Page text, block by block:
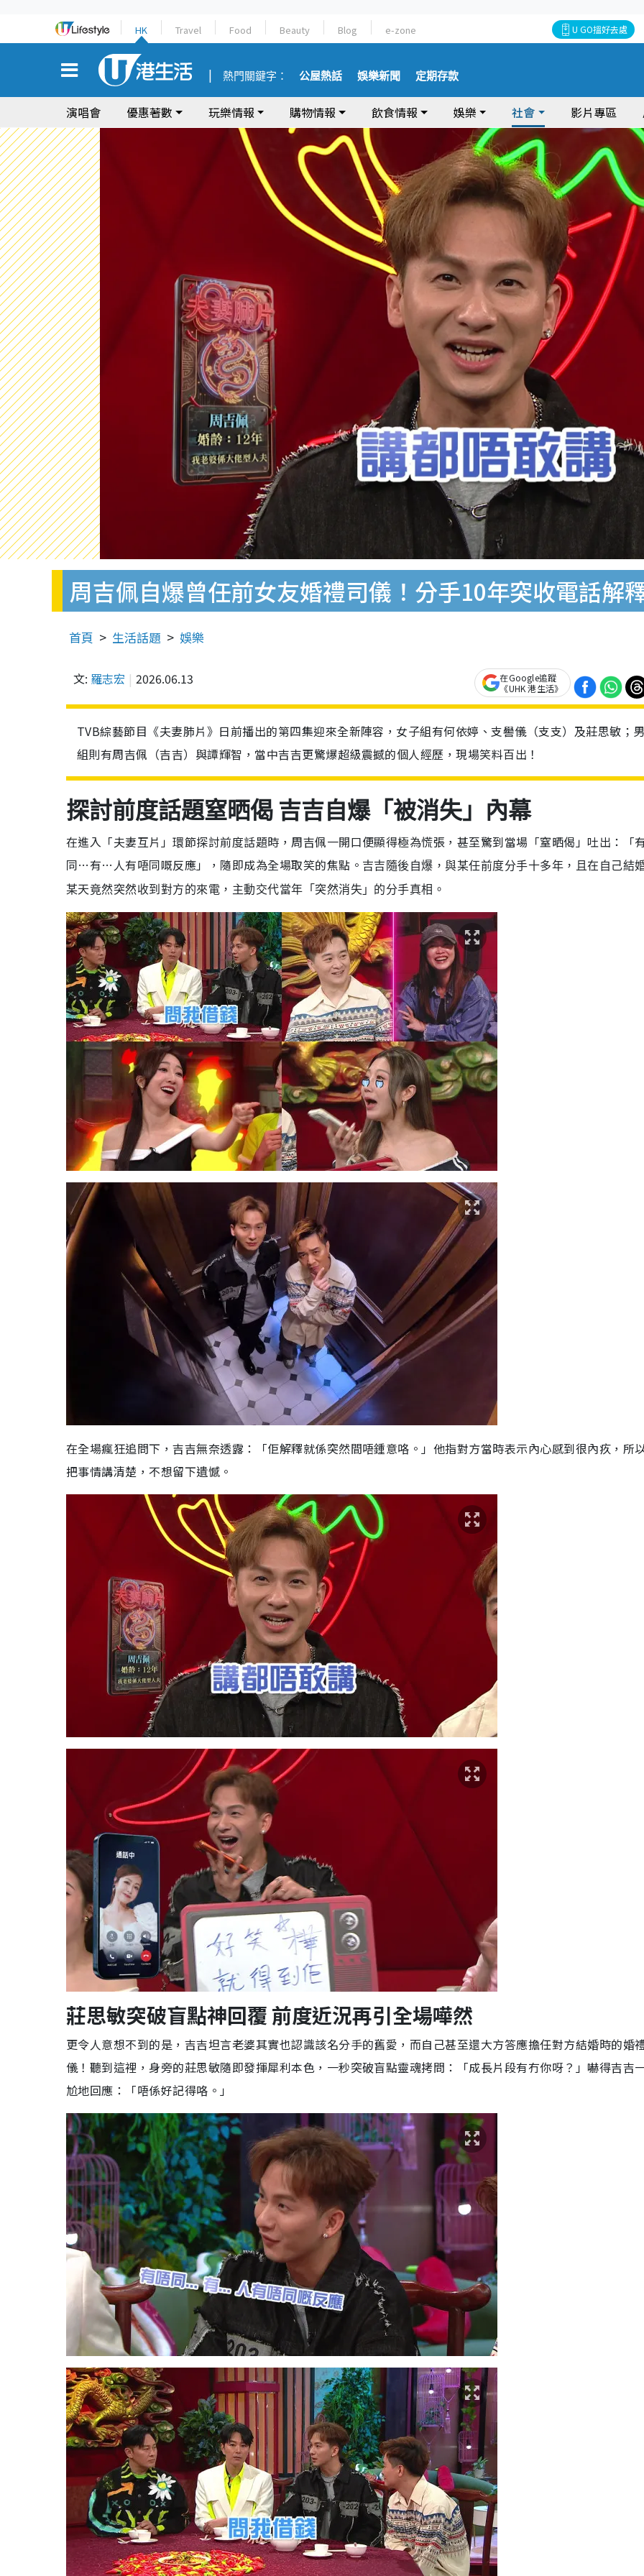
HK Travel Food Beauty Blog e-zone U GO搵好去處
熱門關鍵字： 公屋熱話 娛樂新聞 定期存款
演唱會 優惠著數 玩樂情報 購物情報 飲食情報 娛樂 社會 影片專區
周吉佩自爆曾任前女友婚禮司儀！分手10年突收電話解
首頁 生活話題 娛樂
文: 羅志宏 2026.06.13
在Google追蹤
《UHK 港生活》
TVB綜藝節目《夫妻肺片》日前播出的第四集迎來全新陣容，女子組有何依婷、支嚳儀（支支）及莊思敏；
組則有周吉佩（吉吉）與譚輝智，當中吉吉更驚爆超級震撼的個人經歷，現場笑料百出！
探討前度話題窒晒偈 吉吉自爆「被消失」內幕
在進入「夫妻互片」環節探討前度話題時，周吉佩一開口便顯得極為慌張，甚至驚到當場「窒晒偈」吐出：「
同…有…人有唔同嘅反應」，隨即成為全場取笑的焦點。 吉吉隨後自爆，與某任前度分手十多年，且在自己結
某天竟然突然收到對方的來電，主動交代當年「突然消失」的分手真相。
在全場瘋狂追問下，吉吉無奈透露：「佢解釋就係突然間唔鍾意咯。」他指對方當時表示內心感到很內疚，所
把事情講清楚，不想留下遺憾。
莊思敏突破盲點神回覆 前度近況再引全場嘩然
更令人意想不到的是，吉吉坦言老婆其實也認識該名分手的舊愛，而自己甚至還大方答應擔任對方結婚時的婚
儀！聽到這裡，身旁的莊思敏隨即發揮犀利本色，一秒突破盲點靈魂拷問：「成長片段有冇你呀？」嚇得吉吉
尬地回應：「唔係好記得咯。」